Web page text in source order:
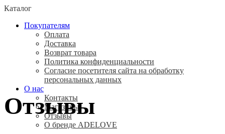
Каталог
Покупателям
Оплата
Доставка
Возврат товара
Политика конфиденциальности
Согласие посетителя сайта на обработку
персональных данных
О нас
Контакты
Магазины
Отзывы
О бренде ADELOVE
Отзывы